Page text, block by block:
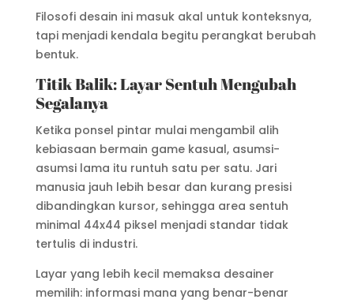
Filosofi desain ini masuk akal untuk konteksnya,
tapi menjadi kendala begitu perangkat berubah
bentuk.
Titik Balik: Layar Sentuh Mengubah
Segalanya
Ketika ponsel pintar mulai mengambil alih
kebiasaan bermain game kasual, asumsi-
asumsi lama itu runtuh satu per satu. Jari
manusia jauh lebih besar dan kurang presisi
dibandingkan kursor, sehingga area sentuh
minimal 44x44 piksel menjadi standar tidak
tertulis di industri.
Layar yang lebih kecil memaksa desainer
memilih: informasi mana yang benar-benar